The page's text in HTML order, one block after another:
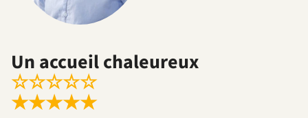
Un accueil chaleureux
☆☆☆☆☆
★★★★★